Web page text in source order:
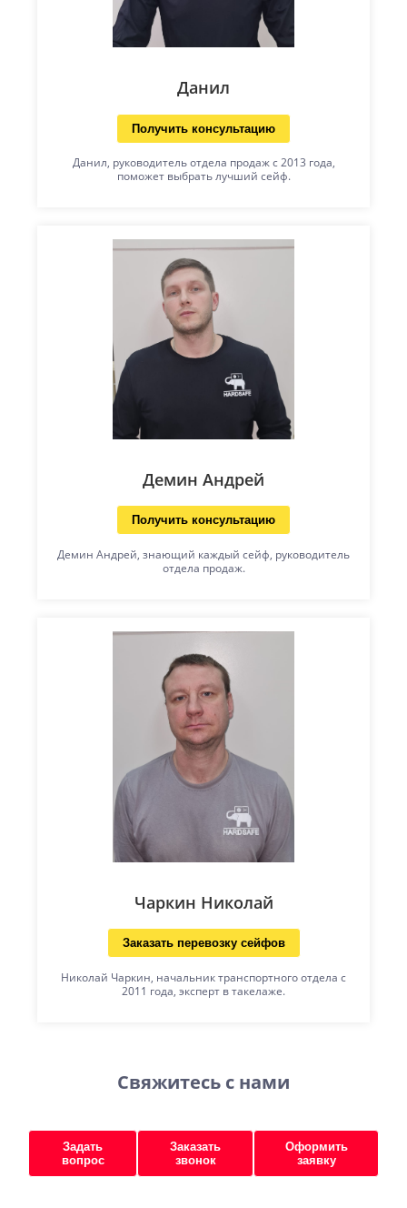
Данил
Получить консультацию
Данил, руководитель отдела продаж с 2013 года,
поможет выбрать лучший сейф.
Демин Андрей
Получить консультацию
Демин Андрей, знающий каждый сейф, руководитель
отдела продаж.
Чаркин Николай
Заказать перевозку сейфов
Николай Чаркин, начальник транспортного отдела с
2011 года, эксперт в такелаже.
Свяжитесь с нами
Задать
вопрос
Заказать
звонок
Оформить
заявку